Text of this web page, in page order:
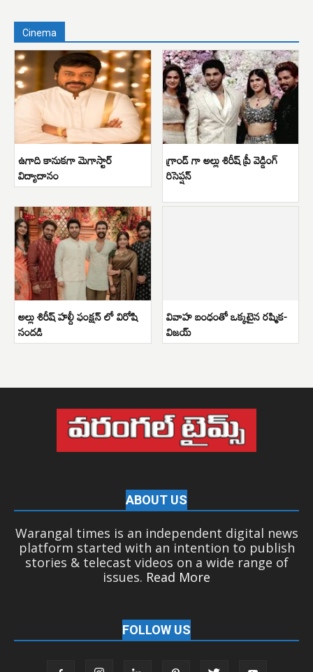
Cinema
ఉగాది కానుకగా మెగాస్టార్
విద్యాదానం
గ్రాండ్ గా అల్లు శిరీష్ ప్రీ వెడ్డింగ్
రిసెప్షన్
అల్లు శిరీష్ హల్దీ ఫంక్షన్ లో విరోషి
సందడి
వివాహ బంధంతో ఒక్కటైన రష్మిక-
విజయ్
ABOUT US
Warangal times is an independent digital news
platform started with an intention to publish
stories & telecast videos on a wide range of
issues. Read More
FOLLOW US